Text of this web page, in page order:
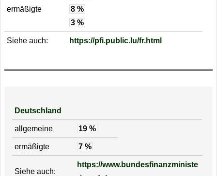
ermäßigte
8 %
3 %
Siehe auch: https://pfi.public.lu/fr.html
Deutschland
allgemeine 19 %
ermäßigte 7 %
Siehe auch:
https://www.bundesfinanzministe